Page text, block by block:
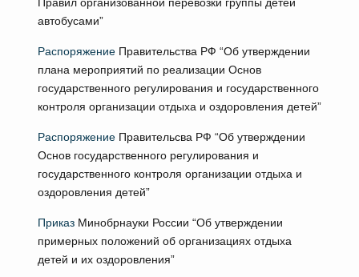
автобусами”
РаспоряжениеПравительства РФ “Об утверждении
плана мероприятий по реализации Основ
государственного регулирования и государственного
контроля организации отдыха и оздоровления детей”
РаспоряжениеПравительсва РФ “Об утверждении
Основ государственного регулирования и
государственного контроля организации отдыха и
оздоровления детей”
ПриказМинобрнауки России “Об утверждении
примерных положений об организациях отдыха
детей и их оздоровления”